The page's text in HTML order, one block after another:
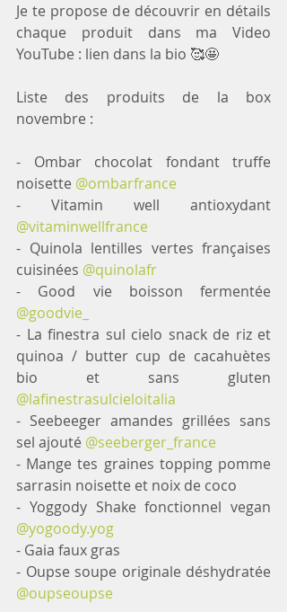
Je te propose de découvrir en détails
chaque produit dans ma Video
YouTube : lien dans la bio 🥰🤩
Liste des produits de la box
novembre :
- Ombar chocolat fondant truffe
noisette @ombarfrance
@vitaminwellfrance
- Quinola lentilles vertes françaises
cuisinées @quinolafr
@goodvie_
- La finestra sul cielo snack de riz et
quinoa / butter cup de cacahuètes
@lafinestrasulcieloitalia
- Seebeeger amandes grillées sans
sel ajouté @seeberger_france
- Mange tes graines topping pomme
sarrasin noisette et noix de coco
@yogoody.yog
- Gaia faux gras
@oupseoupse